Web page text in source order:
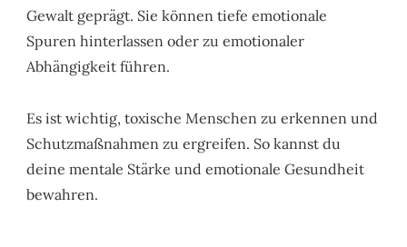
Gewalt geprägt. Sie können tiefe emotionale
Spuren hinterlassen oder zu emotionaler
Abhängigkeit führen.
Es ist wichtig, toxische Menschen zu erkennen und
Schutzmaßnahmen zu ergreifen. So kannst du
deine mentale Stärke und emotionale Gesundheit
bewahren.